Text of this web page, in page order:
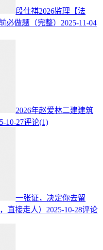
段仕祺2026监理【法
必做题（完整） 2025-11-04
2026年赵爱林二建建筑
10-27评论(1)
一张证，决定你去留
直接走人） 2025-10-28评论